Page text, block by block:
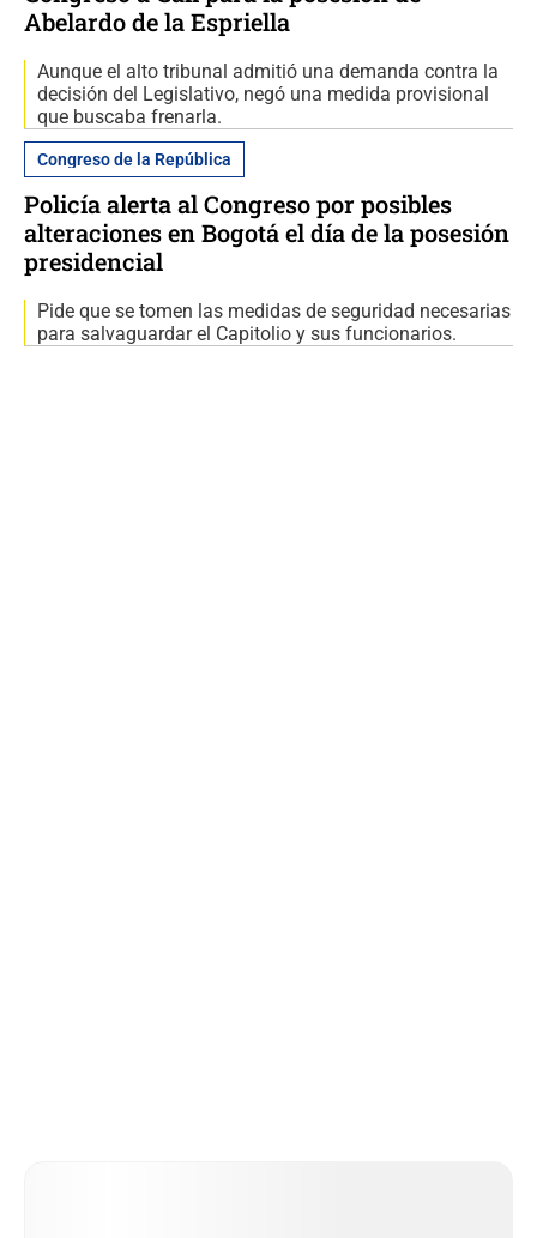
Abelardo de la Espriella
Aunque el alto tribunal admitió una demanda contra la
decisión del Legislativo, negó una medida provisional
que buscaba frenarla.
Congreso de la República
Policía alerta al Congreso por posibles
alteraciones en Bogotá el día de la posesión
presidencial
Pide que se tomen las medidas de seguridad necesarias
para salvaguardar el Capitolio y sus funcionarios.